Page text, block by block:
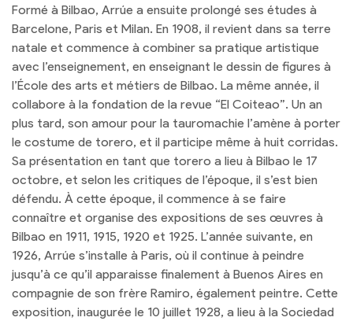
Formé à Bilbao, Arrúe a ensuite prolongé ses études à
Barcelone, Paris et Milan. En 1908, il revient dans sa terre
natale et commence à combiner sa pratique artistique
avec l’enseignement, en enseignant le dessin de figures à
l’École des arts et métiers de Bilbao. La même année, il
collabore à la fondation de la revue “El Coiteao”. Un an
plus tard, son amour pour la tauromachie l’amène à porter
le costume de torero, et il participe même à huit corridas.
Sa présentation en tant que torero a lieu à Bilbao le 17
octobre, et selon les critiques de l’époque, il s’est bien
défendu. À cette époque, il commence à se faire
connaître et organise des expositions de ses œuvres à
Bilbao en 1911, 1915, 1920 et 1925. L’année suivante, en
1926, Arrúe s’installe à Paris, où il continue à peindre
jusqu’à ce qu’il apparaisse finalement à Buenos Aires en
compagnie de son frère Ramiro, également peintre. Cette
exposition, inaugurée le 10 juillet 1928, a lieu à la Sociedad